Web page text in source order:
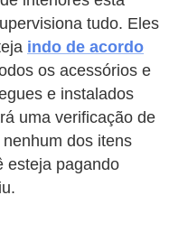
tudo. Eles
indo de acordo
os acessórios e
e instalados
uma verificação de
dos itens
esteja pagando